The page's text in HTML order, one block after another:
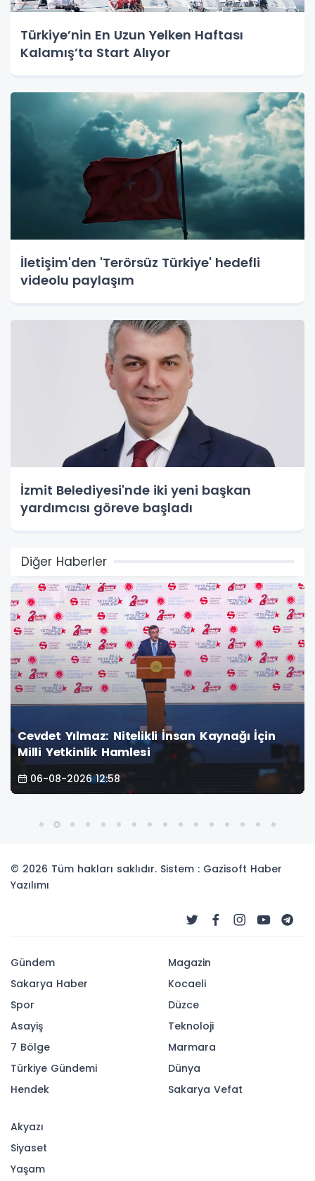
Türkiye’nin En Uzun Yelken Haftası
Kalamış’ta Start Alıyor
İletişim'den 'Terörsüz Türkiye' hedefli
videolu paylaşım
İzmit Belediyesi'nde iki yeni başkan
yardımcısı göreve başladı
Diğer Haberler
Cevdet Yılmaz: Nitelikli İnsan Kaynağı İçin
Milli Yetkinlik Hamlesi
06-08-2026 12:58
© 2026 Tüm hakları saklıdır. Sistem : Gazisoft Haber
Yazılımı
Gündem
Sakarya Haber
Spor
Asayiş
7 Bölge
Türkiye Gündemi
Hendek
Magazin
Kocaeli
Düzce
Teknoloji
Marmara
Dünya
Sakarya Vefat
Akyazı
Siyaset
Yaşam